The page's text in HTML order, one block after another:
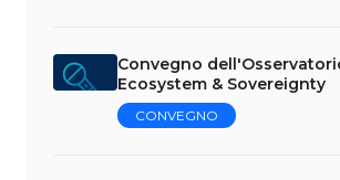
Convegno
Ecosystem & Sovereignty
CONVEGNO